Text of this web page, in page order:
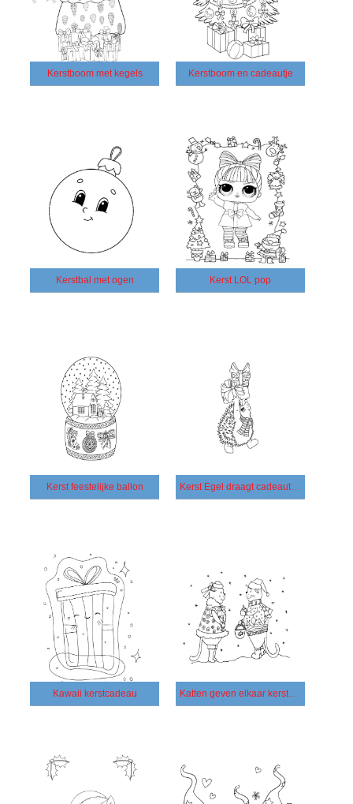
Kerstboom met kegels Kerstboom en cadeautje
Kerstbal met ogen Kerst LOL pop
Kerst feestelijke ballon Kerst Egel draagt ​​cadeautjes
Kawaii kerstcadeau Katten geven elkaar kerstcadeaus